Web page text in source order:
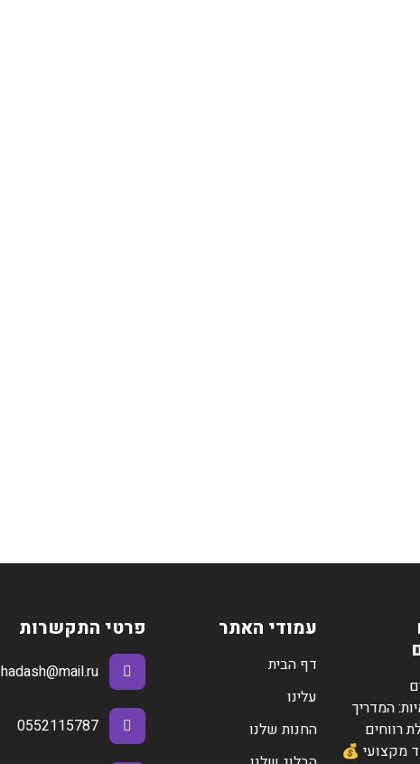
המדריך
רווחים
מקצועי 💰
עמודי האתר
דף הבית
עלינו
החנות שלנו
פרטי התקשרות
hadash@mail.ru
0552115787